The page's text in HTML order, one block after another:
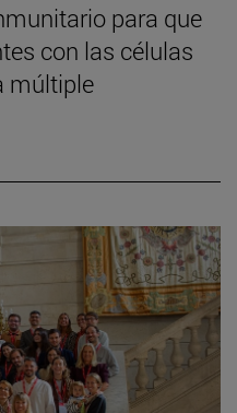
para que
con las células
múltiple